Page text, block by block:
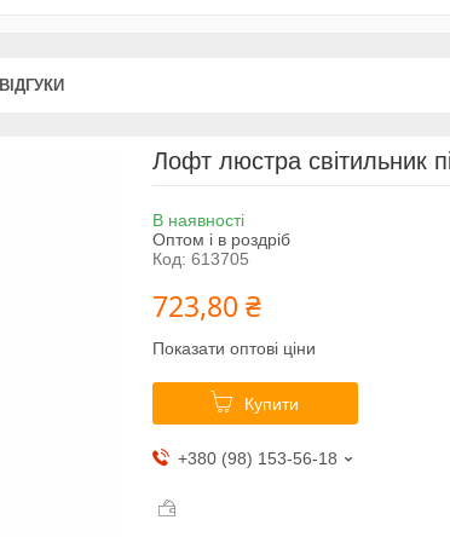
ВІДГУКИ
Лофт люстра світильник
В наявності
Оптом і в роздріб
Код: 613705
723,80 ₴
Показати оптові ціни
Купити
+380 (98) 153-56-18